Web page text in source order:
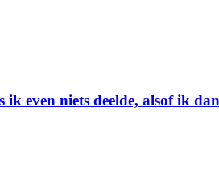
even niets deelde, alsof ik